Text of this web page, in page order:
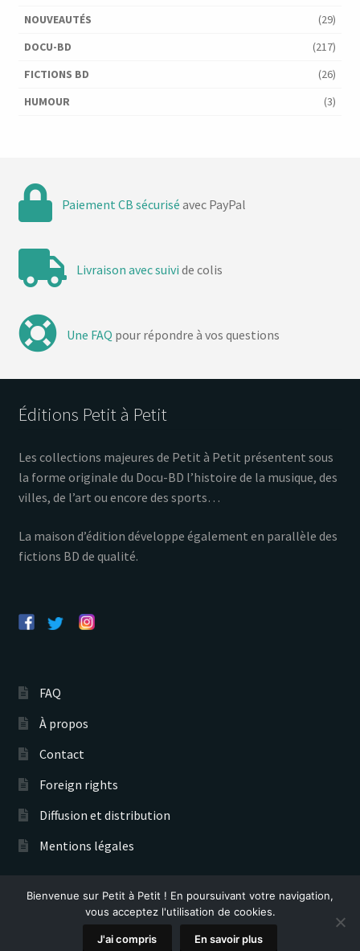
NOUVEAUTÉS
(29)
DOCU-BD
(217)
FICTIONS BD
(26)
HUMOUR
(3)
Paiement CB sécurisé avec PayPal
Livraison avec suivi de colis
Une FAQ pour répondre à vos questions
Éditions Petit à Petit
Les collections majeures de Petit à Petit présentent sous
la forme originale du Docu-BD l’histoire de la musique, des
villes, de l’art ou encore des sports…
La maison d’édition développe également en parallèle des
fictions BD de qualité.
FAQ
À propos
Contact
Foreign rights
Diffusion et distribution
Mentions légales
Éditions Petit à Petit © 2026
Bienvenue sur Petit à Petit ! En poursuivant votre navigation,
vous acceptez l'utilisation de cookies.
J'ai compris En savoir plus